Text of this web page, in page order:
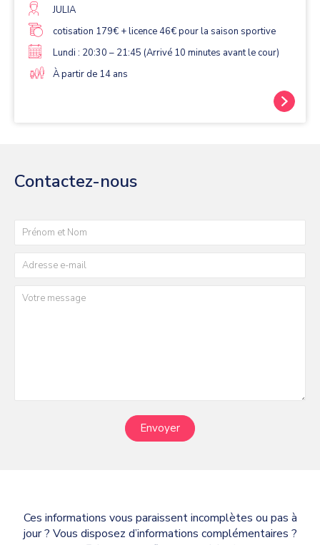
d’échauffement précédents une activité physique et
d’exercices spécifiques au renforcement musculaire, à
l’étirement ou à la relaxation. Le Taïso est une méthode
accessible à tous et non réservés aux seuls pratiquants
d’arts martiaux. Les cours se pratiquent sur le tatami
avec ou sans petit matériel (bâtons, bracelets lestés,
ballons, élastiques, cerceaux) de manière à varier les
exercices, développer les capacités physiques de chacun
afin d’être en harmonie avec son corps. Pour la première
inscription documents à nous fournir: la fiche d'inscription
JULIA
cotisation 179€ + licence 46€ pour la saison sportive
Lundi : 20:30 – 21:45 (Arrivé 10 minutes avant le cour)
À partir de 14 ans
Contactez-nous
Envoyer
Ces informations vous paraissent incomplètes ou pas à
jour ? Vous disposez d’informations complémentaires ?